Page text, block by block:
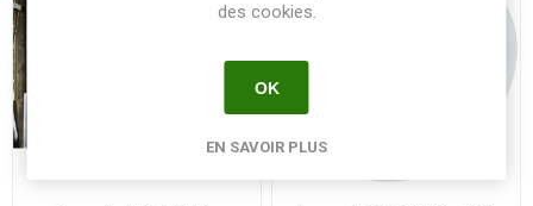
des cookies.
OK
EN SAVOIR PLUS